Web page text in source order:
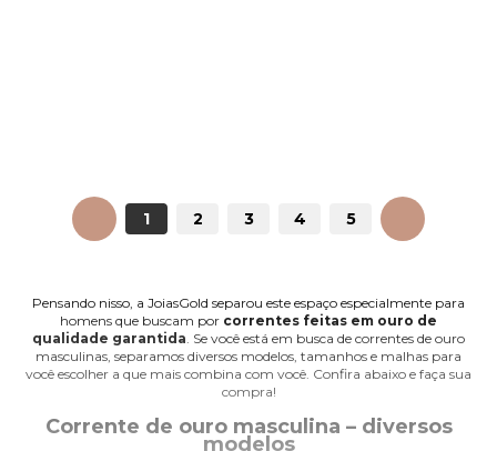
ANTERIOR 1 2 3 4 5PRÓXIMO
Pensando nisso, a JoiasGold separou este espaço especialmente para
homens que buscam por correntes feitas em ouro de
qualidade garantida . Se você está em busca de correntes de ouro
masculinas, separamos diversos modelos, tamanhos e malhas para
você escolher a que mais combina com você. Confira abaixo e faça sua
compra!
Corrente de ouro masculina – diversos
modelos